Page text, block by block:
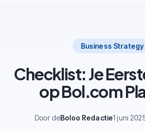
Business Strategy
Checklist: Je
op Bol.com
Door deBoloo Redactie1 juni